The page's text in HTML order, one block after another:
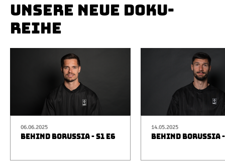
UNSERE NEUE DOKU-
REIHE
06.06.2025
BEHIND BORUSSIA - S1 E6
14.05.2025
BEHIND BORUSSIA